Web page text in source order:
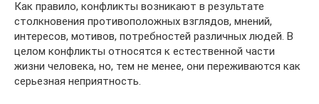
Как правило, конфликты возникают в результате
столкновения противоположных взглядов, мнений,
интересов, мотивов, потребностей различных людей. В
целом конфликты относятся к естественной части
жизни человека, но, тем не менее, они переживаются как
серьезная неприятность.